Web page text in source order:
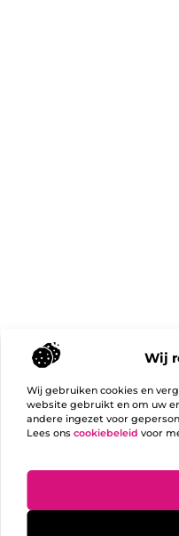
Wij
Wij gebruiken cookies en
website gebruikt en om uw
andere ingezet voor
Lees ons cookiebeleid voor